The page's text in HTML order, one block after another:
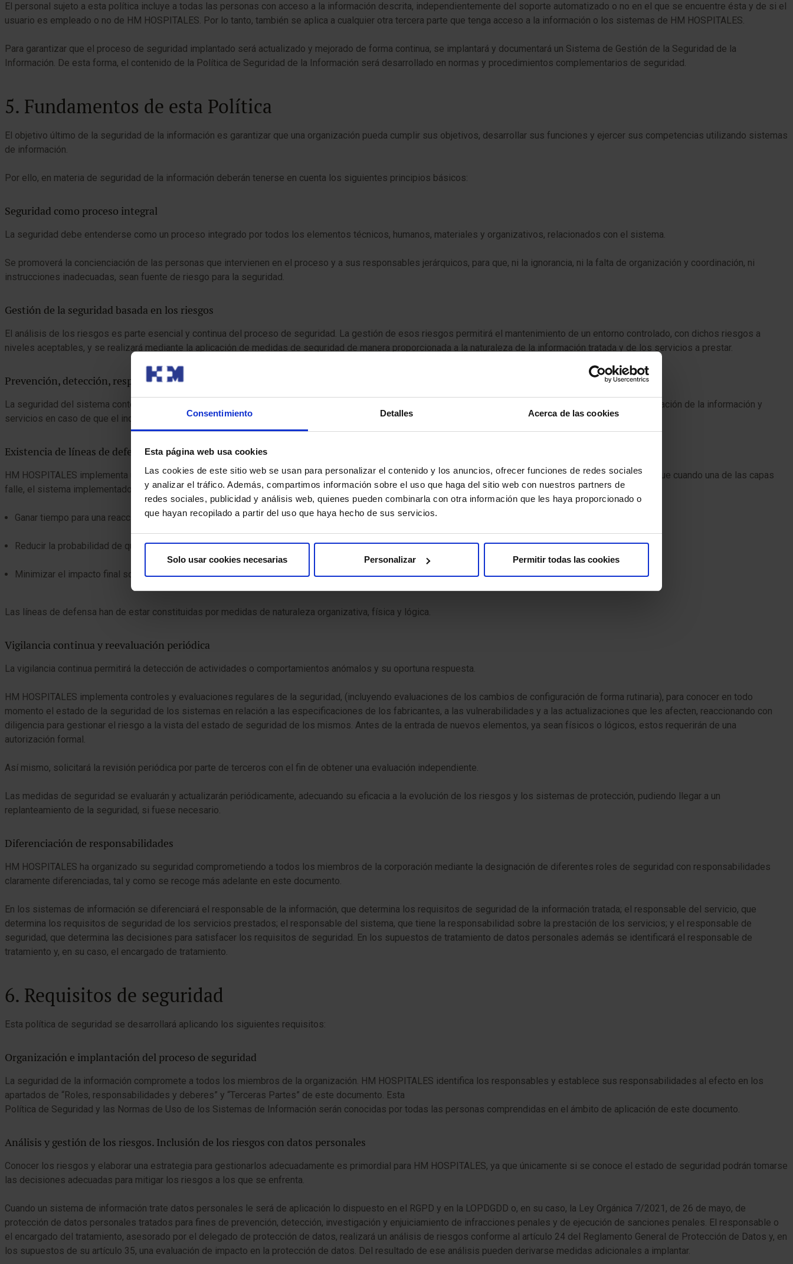
Consentimiento Detalles Acerca de las cookies
Esta página web usa cookies
Las cookies de este sitio web se usan para personalizar el contenido y los anuncios, ofrecer funciones de redes sociales
y analizar el tráfico. Además, compartimos información sobre el uso que haga del sitio web con nuestros partners de
redes sociales, publicidad y análisis web, quienes pueden combinarla con otra información que les haya proporcionado o
que hayan recopilado a partir del uso que haya hecho de sus servicios.
Solo usar cookies necesarias Personalizar Permitir todas las cookies
El personal sujeto a esta política incluye a todas las personas con acceso a la información descrita, independientemente del soporte automatizado o no en el que se encuentre ésta y de si el
usuario es empleado o no de HM HOSPITALES. Por lo tanto, también se aplica a cualquier otra tercera parte que tenga acceso a la información o los sistemas de HM HOSPITALES.
Para garantizar que el proceso de seguridad implantado será actualizado y mejorado de forma continua, se implantará y documentará un Sistema de Gestión de la Seguridad de la
Información. De esta forma, el contenido de la Política de Seguridad de la Información será desarrollado en normas y procedimientos complementarios de seguridad.
5. Fundamentos de esta Política
El objetivo último de la seguridad de la información es garantizar que una organización pueda cumplir sus objetivos, desarrollar sus funciones y ejercer sus competencias utilizando sistemas
de información.
Por ello, en materia de seguridad de la información deberán tenerse en cuenta los siguientes principios básicos:
Seguridad como proceso integral
La seguridad debe entenderse como un proceso integrado por todos los elementos técnicos, humanos, materiales y organizativos, relacionados con el sistema.
Se promoverá la concienciación de las personas que intervienen en el proceso y a sus responsables jerárquicos, para que, ni la ignorancia, ni la falta de organización y coordinación, ni
instrucciones inadecuadas, sean fuente de riesgo para la seguridad.
Gestión de la seguridad basada en los riesgos
El análisis de los riesgos es parte esencial y continua del proceso de seguridad. La gestión de esos riesgos permitirá el mantenimiento de un entorno controlado, con dichos riesgos a
niveles aceptables, y se realizará mediante la aplicación de medidas de seguridad de manera proporcionada a la naturaleza de la información tratada y de los servicios a prestar.
Prevención, detección, respuesta y conservación
La seguridad del sistema contempla medidas que implementen los aspectos de prevención, detección y respuesta ante incidentes de seguridad, y de conservación de la información y
servicios en caso de que el incidente se produzca.
Existencia de líneas de defensa
HM HOSPITALES implementa una estrategia de protección basada en múltiples capas, constituidas por medidas organizativas, físicas y lógicas, de tal forma que cuando una de las capas
falle, el sistema implementado permita:
Ganar tiempo para una reacción adecuada frente a los incidentes que no han podido evitarse.
Reducir la probabilidad de que el sistema sea comprometido en su conjunto.
Minimizar el impacto final sobre el mismo.
Las líneas de defensa han de estar constituidas por medidas de naturaleza organizativa, física y lógica.
Vigilancia continua y reevaluación periódica
La vigilancia continua permitirá la detección de actividades o comportamientos anómalos y su oportuna respuesta.
HM HOSPITALES implementa controles y evaluaciones regulares de la seguridad, (incluyendo evaluaciones de los cambios de configuración de forma rutinaria), para conocer en todo
momento el estado de la seguridad de los sistemas en relación a las especificaciones de los fabricantes, a las vulnerabilidades y a las actualizaciones que les afecten, reaccionando con
diligencia para gestionar el riesgo a la vista del estado de seguridad de los mismos. Antes de la entrada de nuevos elementos, ya sean físicos o lógicos, estos requerirán de una
autorización formal.
Así mismo, solicitará la revisión periódica por parte de terceros con el fin de obtener una evaluación independiente.
Las medidas de seguridad se evaluarán y actualizarán periódicamente, adecuando su eficacia a la evolución de los riesgos y los sistemas de protección, pudiendo llegar a un
replanteamiento de la seguridad, si fuese necesario.
Diferenciación de responsabilidades
HM HOSPITALES ha organizado su seguridad comprometiendo a todos los miembros de la corporación mediante la designación de diferentes roles de seguridad con responsabilidades
claramente diferenciadas, tal y como se recoge más adelante en este documento.
En los sistemas de información se diferenciará el responsable de la información, que determina los requisitos de seguridad de la información tratada; el responsable del servicio, que
determina los requisitos de seguridad de los servicios prestados; el responsable del sistema, que tiene la responsabilidad sobre la prestación de los servicios; y el responsable de
seguridad, que determina las decisiones para satisfacer los requisitos de seguridad. En los supuestos de tratamiento de datos personales además se identificará el responsable de
tratamiento y, en su caso, el encargado de tratamiento.
6. Requisitos de seguridad
Esta política de seguridad se desarrollará aplicando los siguientes requisitos:
Organización e implantación del proceso de seguridad
La seguridad de la información compromete a todos los miembros de la organización. HM HOSPITALES identifica los responsables y establece sus responsabilidades al efecto en los
apartados de “Roles, responsabilidades y deberes” y “Terceras Partes” de este documento. Esta
Política de Seguridad y las Normas de Uso de los Sistemas de Información serán conocidas por todas las personas comprendidas en el ámbito de aplicación de este documento.
Análisis y gestión de los riesgos. Inclusión de los riesgos con datos personales
Conocer los riesgos y elaborar una estrategia para gestionarlos adecuadamente es primordial para HM HOSPITALES, ya que únicamente si se conoce el estado de seguridad podrán tomarse
las decisiones adecuadas para mitigar los riesgos a los que se enfrenta.
Cuando un sistema de información trate datos personales le será de aplicación lo dispuesto en el RGPD y en la LOPDGDD o, en su caso, la Ley Orgánica 7/2021, de 26 de mayo, de
protección de datos personales tratados para fines de prevención, detección, investigación y enjuiciamiento de infracciones penales y de ejecución de sanciones penales. El responsable o
el encargado del tratamiento, asesorado por el delegado de protección de datos, realizará un análisis de riesgos conforme al artículo 24 del Reglamento General de Protección de Datos y, en
los supuestos de su artículo 35, una evaluación de impacto en la protección de datos. Del resultado de ese análisis pueden derivarse medidas adicionales a implantar.